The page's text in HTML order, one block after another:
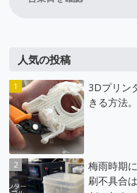
人気の投稿
3Dプリン
きる方法。
梅雨時期
刷不具合